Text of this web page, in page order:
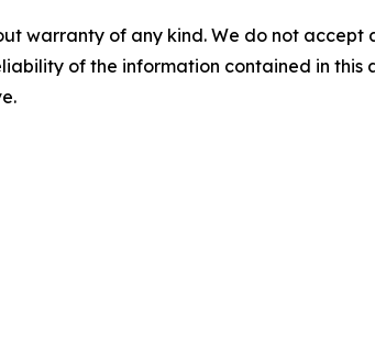
warranty of any kind. We do not
of the information contained in